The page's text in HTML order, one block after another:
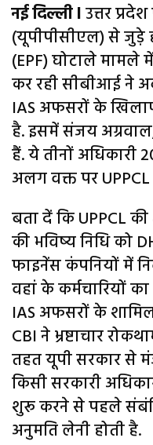
नई दिल्ली lउत्तर
(यूपीपीसीएल) से जुड़े
(EPF) घोटाले मामले
कर रही सीबीआई ने
IAS अफसरों के
है. इसमें संजय
हैं. ये तीनों अधिकारी
अलग वक्त पर
बता दें कि UPPCL
की भविष्य निधि को
फाइनेंस कंपनियों में
वहां के कर्मचारियों
IAS अफसरों के
CBI ने भ्रष्टाचार
तहत यूपी सरकार से
किसी सरकारी
शुरू करने से पहले
अनुमति लेनी होती है.